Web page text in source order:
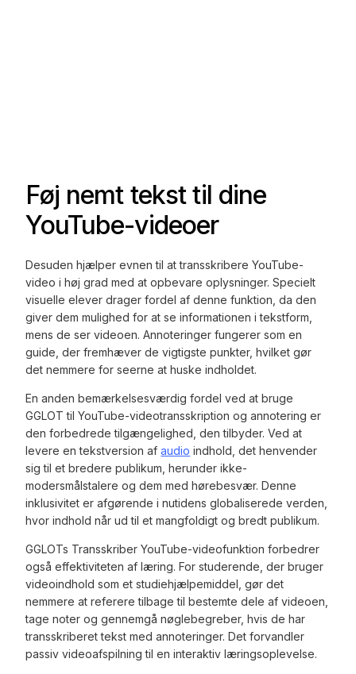
Føj nemt tekst til dine
YouTube-videoer
Desuden hjælper evnen til at transskribere YouTube-
video i høj grad med at opbevare oplysninger. Specielt
visuelle elever drager fordel af denne funktion, da den
giver dem mulighed for at se informationen i tekstform,
mens de ser videoen. Annoteringer fungerer som en
guide, der fremhæver de vigtigste punkter, hvilket gør
det nemmere for seerne at huske indholdet.
En anden bemærkelsesværdig fordel ved at bruge
GGLOT til YouTube-videotransskription og annotering er
den forbedrede tilgængelighed, den tilbyder. Ved at
levere en tekstversion afaudio indhold, det henvender
sig til et bredere publikum, herunder ikke-
modersmålstalere og dem med hørebesvær. Denne
inklusivitet er afgørende i nutidens globaliserede verden,
hvor indhold når ud til et mangfoldigt og bredt publikum.
GGLOTs Transskriber YouTube-videofunktion forbedrer
også effektiviteten af læring. For studerende, der bruger
videoindhold som et studiehjælpemiddel, gør det
nemmere at referere tilbage til bestemte dele af videoen,
tage noter og gennemgå nøglebegreber, hvis de har
transskriberet tekst med annoteringer. Det forvandler
passiv videoafspilning til en interaktiv læringsoplevelse.